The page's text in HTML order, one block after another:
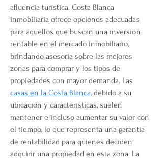
afluencia turística. Costa Blanca
inmobiliaria ofrece opciones adecuadas
para aquellos que buscan una inversión
rentable en el mercado inmobiliario,
brindando asesoría sobre las mejores
zonas para comprar y los tipos de
propiedades con mayor demanda. Las
casas en la Costa Blanca, debido a su
ubicación y características, suelen
mantener e incluso aumentar su valor con
el tiempo, lo que representa una garantía
de rentabilidad para quienes deciden
adquirir una propiedad en esta zona. La